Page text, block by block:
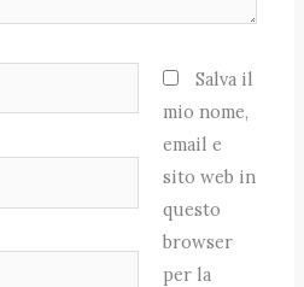
Salva il
mio nome,
email e
sito web in
questo
browser
per la